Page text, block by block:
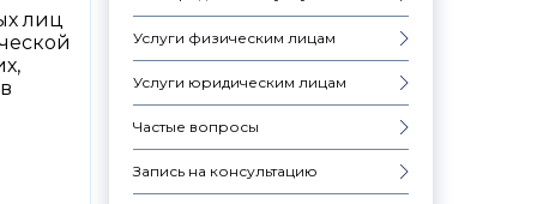
Услуги физическим лицам
Услуги юридическим лицам
Частые вопросы
Запись на консультацию
лиц